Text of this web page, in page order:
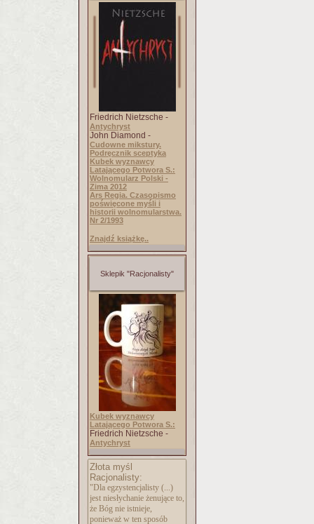
Friedrich Nietzsche -
Antychryst
John Diamond -
Cudowne mikstury.
Podręcznik sceptyka
Kubek wyznawcy
Latającego Potwora S.:
Wolnomularz Polski -
Zima 2012
Ars Regia. Czasopismo
poświęcone myśli i
historii wolnomularstwa.
Nr 2/1993
Znajdź książkę..
Sklepik "Racjonalisty"
Kubek wyznawcy
Latającego Potwora S.:
Friedrich Nietzsche -
Antychryst
Złota myśl
Racjonalisty:
"Dla egzystencjalisty (...)
jest niesłychanie żenujące to,
że Bóg nie istnieje,
ponieważ w ten sposób